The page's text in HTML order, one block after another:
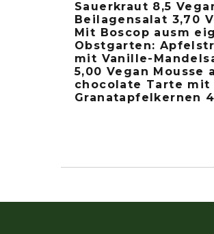
Sauerkraut 8,5
Beilagensalat 3,70
Mit Boscop ausm
Obstgarten:
mit Vanille-
5,00 Vegan Mousse
chocolate Tarte mit
Granatapfelkernen